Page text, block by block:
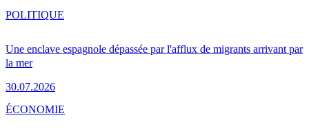
Une enclave espagnole dépassée par l'afflux de migrants arrivant par
la mer
30.07.2026
POLITIQUE
ÉCONOMIE